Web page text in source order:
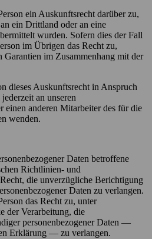
ein Auskunftsrecht darüber zu,
ein Drittland oder an eine
wurden. Sofern dies der Fall
im Übrigen das Recht zu,
Garantien im Zusammenhang mit der
dieses Auskunftsrecht in Anspruch
an unseren
einen anderen Mitarbeiter des für die
wenden.
Daten betroffene
Richtlinien- und
die unverzügliche Berichtigung
Daten zu verlangen.
das Recht zu, unter
der Verarbeitung, die
personenbezogener Daten —
Erklärung — zu verlangen.